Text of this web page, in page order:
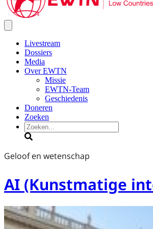
Livestream
Dossiers
Media
Over EWTN
Missie
EWTN-Team
Geschiedenis
Doneren
Zoeken
Geloof en wetenschap
AI (Kunstmatige